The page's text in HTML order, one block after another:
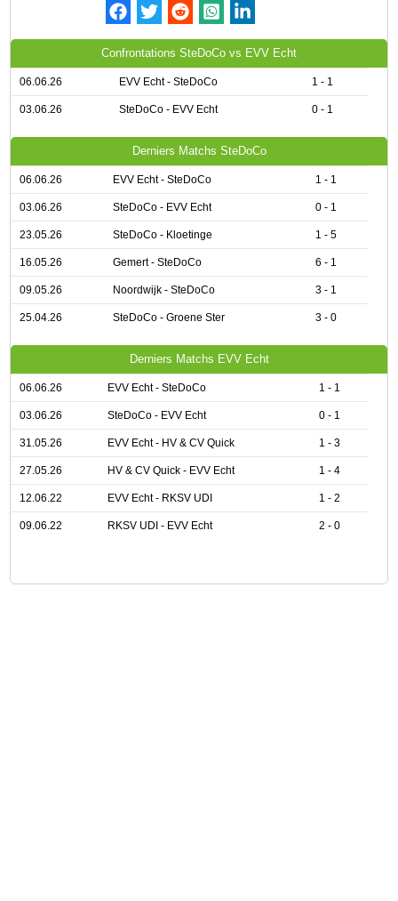
Confrontations SteDoCo vs EVV Echt
06.06.26 EVV Echt - SteDoCo 1 - 1
03.06.26 SteDoCo - EVV Echt 0 - 1
Derniers Matchs SteDoCo
06.06.26 EVV Echt - SteDoCo 1 - 1
03.06.26 SteDoCo - EVV Echt 0 - 1
23.05.26 SteDoCo - Kloetinge 1 - 5
16.05.26 Gemert - SteDoCo 6 - 1
09.05.26 Noordwijk - SteDoCo 3 - 1
25.04.26 SteDoCo - Groene Ster 3 - 0
Derniers Matchs EVV Echt
06.06.26 EVV Echt - SteDoCo 1 - 1
03.06.26 SteDoCo - EVV Echt 0 - 1
31.05.26 EVV Echt - HV & CV Quick 1 - 3
27.05.26 HV & CV Quick - EVV Echt 1 - 4
12.06.22 EVV Echt - RKSV UDI 1 - 2
09.06.22 RKSV UDI - EVV Echt 2 - 0